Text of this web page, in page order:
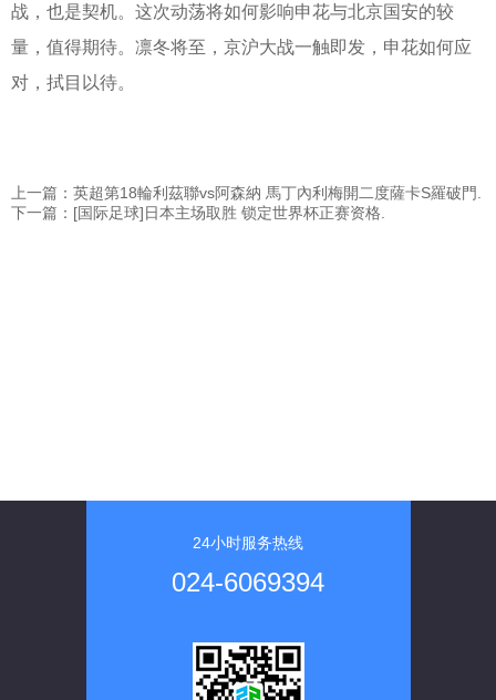
战，也是契机。这次动荡将如何影响申花与北京国安的较
量，值得期待。凛冬将至，京沪大战一触即发，申花如何应
对，拭目以待。
上一篇：英超第18輪利茲聯vs阿森納 馬丁內利梅開二度薩卡S羅破門.
下一篇：[国际足球]日本主场取胜 锁定世界杯正赛资格.
24小时服务热线
024-6069394